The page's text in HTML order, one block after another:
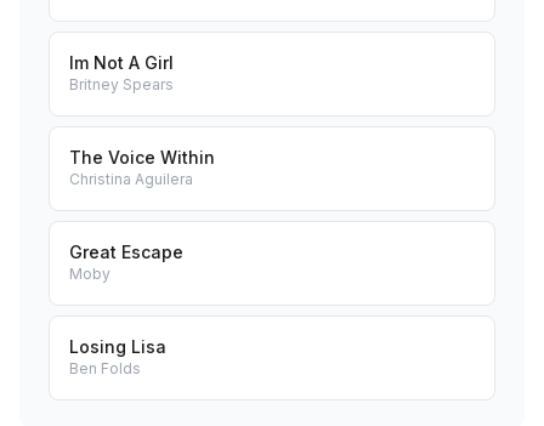
Im Not A Girl
Britney Spears
The Voice Within
Christina Aguilera
Great Escape
Moby
Losing Lisa
Ben Folds